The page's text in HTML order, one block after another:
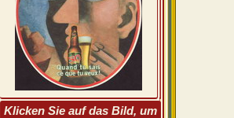
Klicken Sie auf das Bild, um